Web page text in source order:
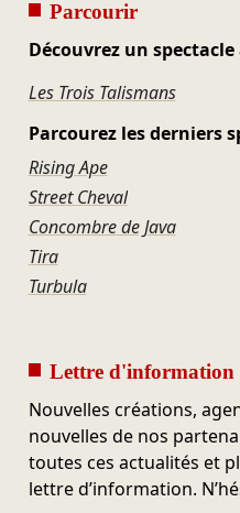
Parcourir
Découvrez un
Les Trois Talismans
Parcourez les derniers
Rising Ape
Street Cheval
Concombre de Java
Tira
Turbula
Lettre d'information
Nouvelles créations,
nouvelles de nos
toutes ces actualités et
lettre d’information.